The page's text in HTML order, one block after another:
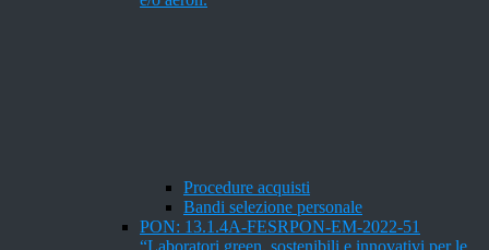
Procedure acquisti
Bandi selezione personale
PON: 13.1.4A-FESRPON-EM-2022-51